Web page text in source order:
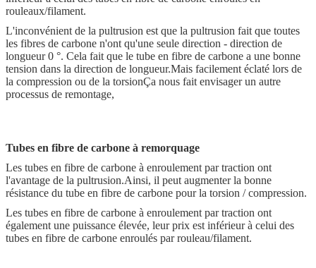
rouleaux/filament.
L'inconvénient de la pultrusion est que la pultrusion fait que toutes
les fibres de carbone n'ont qu'une seule direction - direction de
longueur 0 °. Cela fait que le tube en fibre de carbone a une bonne
tension dans la direction de longueur.Mais facilement éclaté lors de
la compression ou de la torsionÇa nous fait envisager un autre
processus de remontage,
Tubes en fibre de carbone à remorquage
Les tubes en fibre de carbone à enroulement par traction ont
l'avantage de la pultrusion.Ainsi, il peut augmenter la bonne
résistance du tube en fibre de carbone pour la torsion / compression.
Les tubes en fibre de carbone à enroulement par traction ont
également une puissance élevée, leur prix est inférieur à celui des
tubes en fibre de carbone enroulés par rouleau/filament.